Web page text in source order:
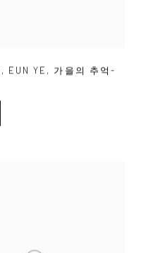
, EUN YE , 가을의 추억-